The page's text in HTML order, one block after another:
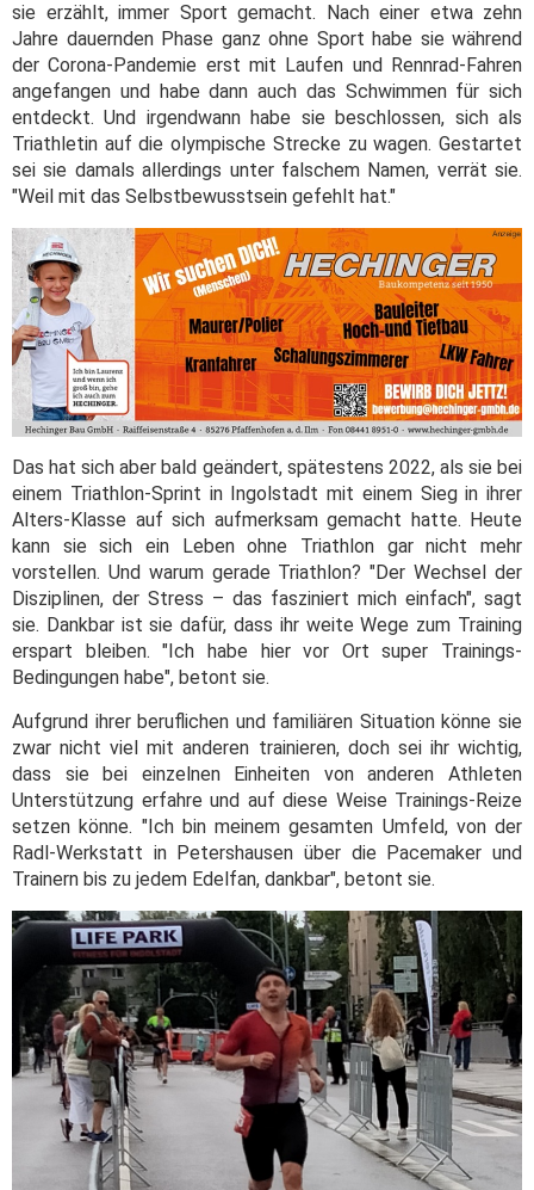
sie erzählt, immer Sport gemacht. Nach einer etwa zehn
Jahre dauernden Phase ganz ohne Sport habe sie während
der Corona-Pandemie erst mit Laufen und Rennrad-Fahren
angefangen und habe dann auch das Schwimmen für sich
entdeckt. Und irgendwann habe sie beschlossen, sich als
Triathletin auf die olympische Strecke zu wagen. Gestartet
sei sie damals allerdings unter falschem Namen, verrät sie.
"Weil mit das Selbstbewusstsein gefehlt hat."
Das hat sich aber bald geändert, spätestens 2022, als sie bei
einem Triathlon-Sprint in Ingolstadt mit einem Sieg in ihrer
Alters-Klasse auf sich aufmerksam gemacht hatte. Heute
kann sie sich ein Leben ohne Triathlon gar nicht mehr
vorstellen. Und warum gerade Triathlon? "Der Wechsel der
Disziplinen, der Stress – das fasziniert mich einfach", sagt
sie. Dankbar ist sie dafür, dass ihr weite Wege zum Training
erspart bleiben. "Ich habe hier vor Ort super Trainings-
Bedingungen habe", betont sie.
Aufgrund ihrer beruflichen und familiären Situation könne sie
zwar nicht viel mit anderen trainieren, doch sei ihr wichtig,
dass sie bei einzelnen Einheiten von anderen Athleten
Unterstützung erfahre und auf diese Weise Trainings-Reize
setzen könne. "Ich bin meinem gesamten Umfeld, von der
Radl-Werkstatt in Petershausen über die Pacemaker und
Trainern bis zu jedem Edelfan, dankbar", betont sie.